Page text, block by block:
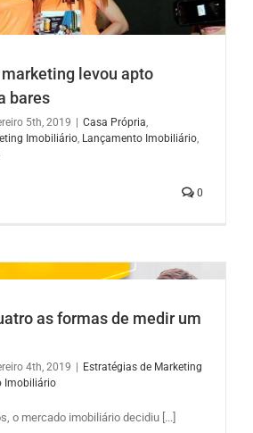
levou apto
bares
5th, 2019 Casa Própria,
Imobiliário, Lançamento Imobiliário,
0
as formas de medir um
4th, 2019 | Estratégias de Marketing
Imobiliário
o mercado imobiliário decidiu [...]